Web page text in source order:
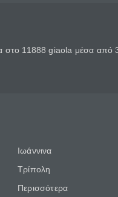
11888 giaola μέσα από 3
Ιωάννινα
Τρίπολη
Περισσότερα